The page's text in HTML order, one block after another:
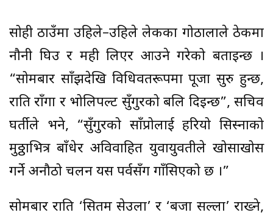
सोही ठाउँमा उहिले–उहिले लेकका गोठालाले ठेकीमा
नौनी घिउ र मही लिएर आउने गरेको बताइन्छ ।
“सोमबार साँझदेखि विधिवतरूपमा पूजा सुरु हुन्छ,
राति राँगा र भोलिपल्ट सुँगुरको बलि दिइन्छ”, सचिव
घर्तीले भने, “सुँगुरको साँप्रोलाई हरियो सिस्नाको
मुठ्ठाभित्र बाँधेर अविवाहित युवायुवतीले खोसाखोस
गर्ने अनौठो चलन यस पर्वसँग गाँसिएको छ ।”
सोमबार राति ‘सितम सेउला’ र ‘बजा सल्ला’ राख्ने,